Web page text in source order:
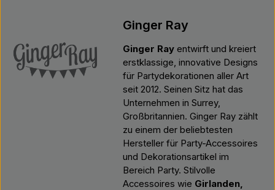
Ginger Ray
Ginger Ray entwirft und kreiert
erstklassige, innovative Designs
für Partydekorationen aller Art
seit 2012. Seinen Sitz hat das
Unternehmen in Surrey,
Großbritannien. Ginger Ray zählt
zu einem der beliebtesten
Hersteller für Party-Accessoires
und Dekorationsartikel im
Bereich Party. Stilvolle
Accessoires wie Girlanden,